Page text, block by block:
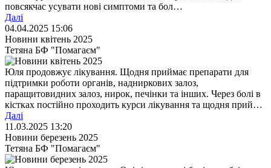
повсякчас усувати нові симптоми та бол…
Далі
04.04.2025 15:06
Новини квітень 2025
Тетяна БФ "Помагаєм"
Юля продовжує лікування. Щодня приймає препарати для
підтримки роботи органів, надниркових залоз,
паращитовидних залоз, нирок, печінки та інших. Через болі в
кістках постійно проходить курси лікування та щодня прий…
Далі
11.03.2025 13:20
Новини березень 2025
Тетяна БФ "Помагаєм"